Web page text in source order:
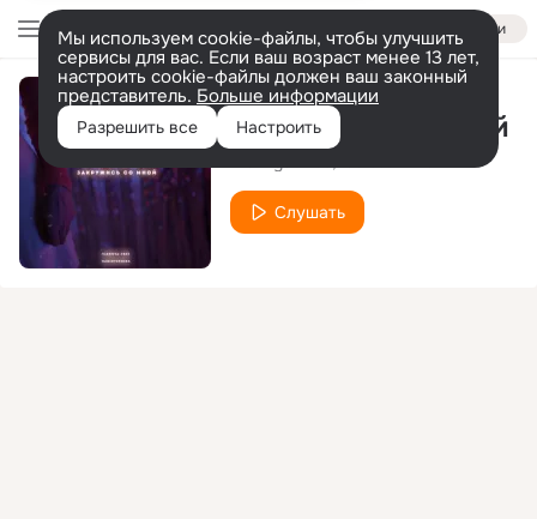
Войти
Мы используем cookie-файлы, чтобы улучшить
сервисы для вас. Если ваш возраст менее 13 лет,
настроить cookie-файлы должен ваш законный
представитель. Больше информации
Разрешить все Настроить
Закружись со мной
Слушать